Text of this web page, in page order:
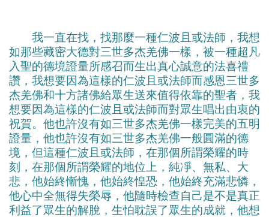
我一直在找，找那麼一種仁波且或法師，我想
如那些藏密大德對三世多杰羌佛一樣，被一種超凡
入聖的德境證量所感召而生出真心誠意的法喜禮
讚，我想要因為這樣的仁波且或法師而感恩三世多
杰羌佛和十方諸佛給眾生送來值得依靠的聖者，我
想要因為這樣的仁波且或法師而對眾生唱出由衷的
祝賀。他也許沒有如三世多杰羌佛一樣完美的五明
證量，他也許沒有如三世多杰羌佛一般圓滿的德
境，但這種仁波且或法師，在那個所謂榮耀的時
刻，在那個所謂榮耀的地位上，純凈、無私、大
悲，他始終慚愧，他始終惶恐，他始終充滿悲憐，
他心中全無得失榮辱，他隨時檢查自己是不是真正
利益了眾生的解脫，生怕耽誤了眾生的成就，他想